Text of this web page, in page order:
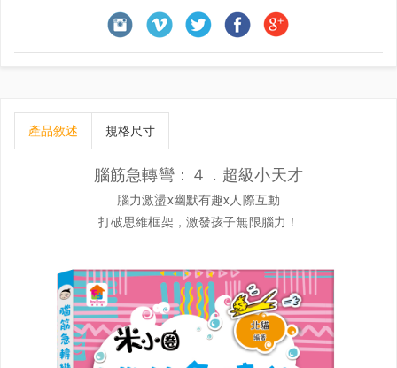
產品敘述 規格尺寸
腦筋急轉彎：４．超級小天才
腦力激盪x幽默有趣x人際互動
打破思維框架，激發孩子無限腦力！